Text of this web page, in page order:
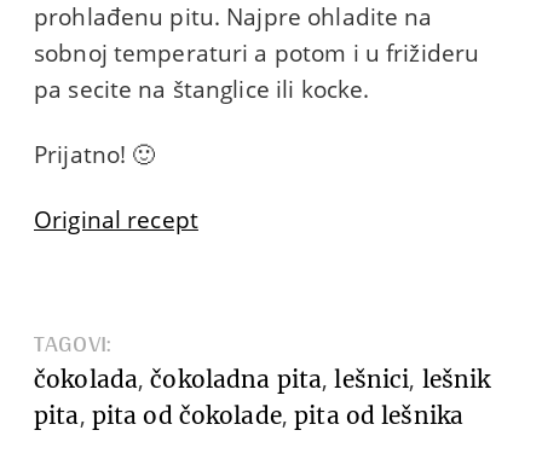
prohlađenu pitu. Najpre ohladite na
sobnoj temperaturi a potom i u frižideru
pa secite na štanglice ili kocke.
Prijatno! 🙂
Original recept
TAGOVI:
čokolada,čokoladna pita,lešnici, lešnik
pita, pita od čokolade,pita od lešnika